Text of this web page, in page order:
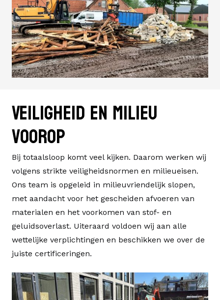
Veiligheid en milieu
voorop
Bij totaalsloop komt veel kijken. Daarom werken wij
volgens strikte veiligheidsnormen en milieueisen.
Ons team is opgeleid in milieuvriendelijk slopen,
met aandacht voor het gescheiden afvoeren van
materialen en het voorkomen van stof- en
geluidsoverlast. Uiteraard voldoen wij aan alle
wettelijke verplichtingen en beschikken we over de
juiste certificeringen.